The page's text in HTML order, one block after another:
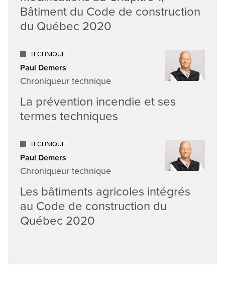
Bâtiment du Code de construction
du Québec 2020
TECHNIQUE
Paul Demers
Chroniqueur technique
La prévention incendie et ses
termes techniques
TECHNIQUE
Paul Demers
Chroniqueur technique
Les bâtiments agricoles intégrés
au Code de construction du
Québec 2020